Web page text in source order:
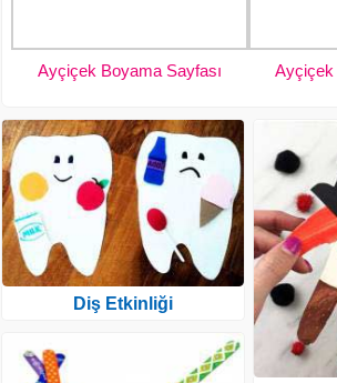
Ayçiçek Boyama Sayfası Ayçiçek
Diş Etkinliği